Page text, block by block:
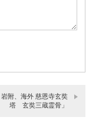
附、海外 慈恩寺玄奘
塔 玄奘三蔵霊骨」